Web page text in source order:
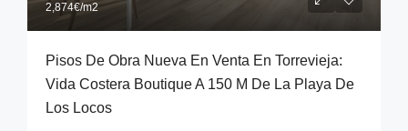
2,874€/m2
Pisos De Obra Nueva En Venta En Torrevieja:
Vida Costera Boutique A 150 M De La Playa De
Los Locos